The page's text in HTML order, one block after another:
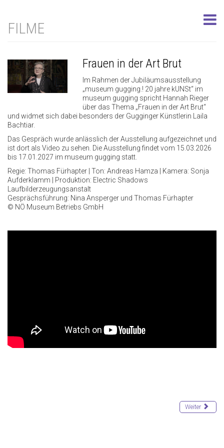
FILME
Frauen in der Art Brut
Im Rahmen der Jubiläumsausstellung
„museum gugging.! 20 jahre kUNSt“ im
museum gugging spricht Hannah Rieger
über das Thema „Frauen in der Art Brut“
und widmet sich dabei besonders der Gugginger Künstlerin Laila
Bachtiar.
Das Gespräch wurde anlässlich der Ausstellung aufgezeichnet und
ist dort als Video zu sehen. Die Ausstellung findet vom 15.03.2026
bis 17.01.2027 im museum gugging statt.
Regie: Thomas Fürhapter | Ton: Andreas Hamza | Kamera: Sonja
Aufderklamm | Produktion: Electric Shadows
Laufbilderzeugungsanstalt
Gesprächsführung: Nina Ansperger und Thomas Fürhapter
© NÖ Museum Betriebs GmbH
Weiter